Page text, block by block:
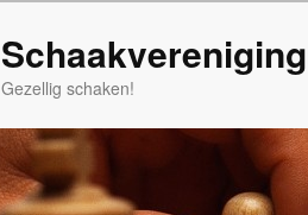
Gezellig schaken!